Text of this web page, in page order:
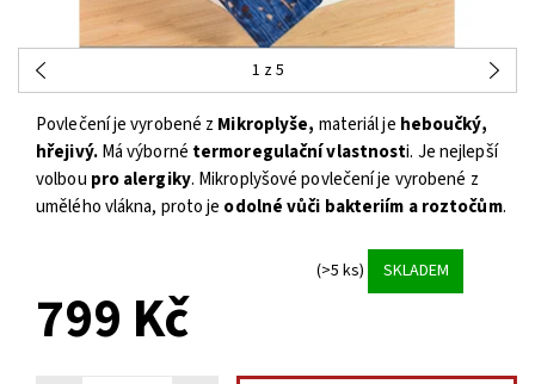
1 z 5
Povlečení je vyrobené z Mikroplyše, materiál je heboučký,
hřejivý.Má výborné termoregulační vlastnosti. Je nejlepší
volbou pro alergiky. Mikroplyšové povlečení je vyrobené z
umělého vlákna, proto je odolné vůči bakteriím a roztočům.
(>5 ks) SKLADEM
799 Kč